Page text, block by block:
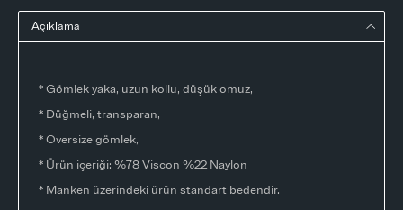
Açıklama
* Gömlek yaka, uzun kollu, düşük omuz,
* Düğmeli, transparan,
* Oversize gömlek,
* Ürün içeriği: %78 Viscon %22 Naylon
* Manken üzerindeki ürün standart bedendir.